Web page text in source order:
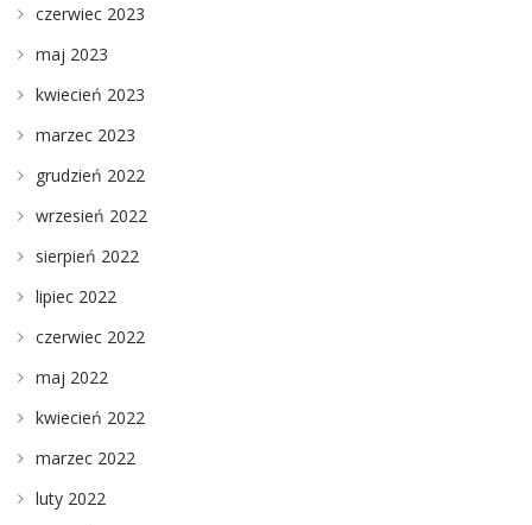
czerwiec 2023
maj 2023
kwiecień 2023
marzec 2023
grudzień 2022
wrzesień 2022
sierpień 2022
lipiec 2022
czerwiec 2022
maj 2022
kwiecień 2022
marzec 2022
luty 2022